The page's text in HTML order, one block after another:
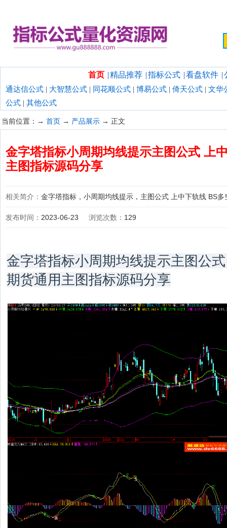
首页 | 精品推荐 | 指标公式 | 看盘软件 |
通达信公式 | 大智慧公式 | 同花顺公式 | 博易公式 | 倚天公式 | 文华
公式 | 其他公式
当前位置：→ 首页 → 产品展示 → 正文
金字塔指标小周期均线提示主图公式 上
主图指标源码分享
相关简介： 金字塔指标，小周期均线提示，主图公式 上中下轨线 BS多
发布时间： 2023-06-23 浏览次数： 129
金字塔指标小周期均线提示主图公
期货通用主图指标源码分享